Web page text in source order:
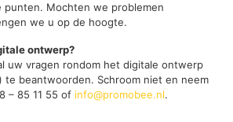
Mochten we problemen
we u op de hoogte.
ontwerp?
uw vragen rondom het digitale ontwerp
te beantwoorden. Schroom niet en neem
– 85 11 55 of info@promobee.nl.